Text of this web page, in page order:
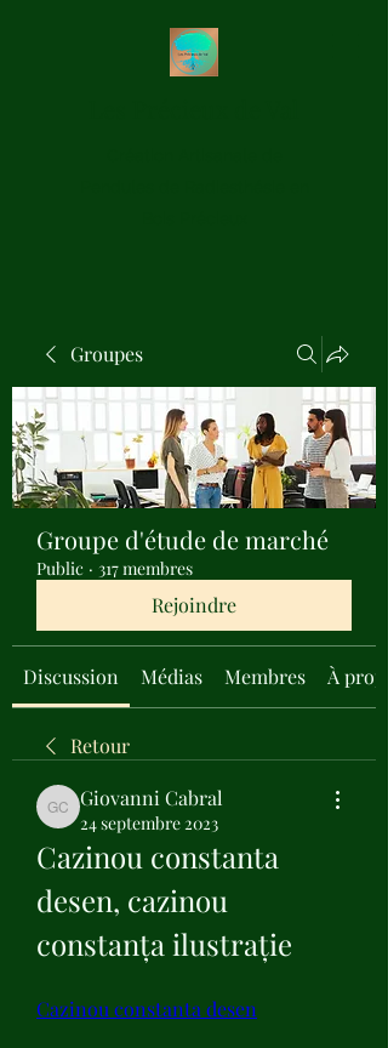
Groupes
Groupe d'étude de marché
Public · 317 membres
Rejoindre
Discussion Médias Membres À
Retour
Giovanni Cabral
Giovanni Cabral
24 septembre 2023
Cazinou constanta
desen, cazinou
constanța ilustrație
Cazinou constanta desen